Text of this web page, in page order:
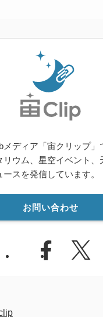
ディア「宙クリップ」
リウム、星空イベント、
スを発信しています。
お問い合わせ